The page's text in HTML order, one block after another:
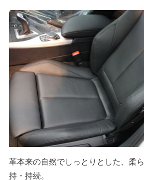
革本来の自然でしっとりとした、柔
持・持続。